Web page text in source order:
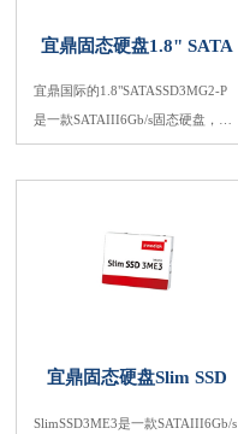
宜鼎固态硬盘1.8" SATA
宜鼎国际的1.8"SATASSD3MG2-P
是一款SATAIII6Gb/s固态硬盘，不
仅具备绝佳效能，在随机数据传输
率方面更有出色表现，非常适合嵌
用。1.8"SATASSD3MG2-P亦采用
宜鼎独家技术，确保数据完整性和
最高等级的可靠度。
宜鼎固态硬盘Slim SSD
SlimSSD3ME3是一款SATAIII6Gb/s